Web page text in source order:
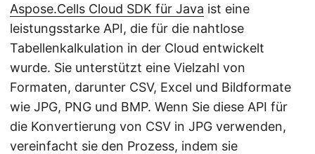
Aspose.Cells Cloud SDK für Java ist eine
leistungsstarke API, die für die nahtlose
Tabellenkalkulation in der Cloud entwickelt
wurde. Sie unterstützt eine Vielzahl von
Formaten, darunter CSV, Excel und Bildformate
wie JPG, PNG und BMP. Wenn Sie diese API für
die Konvertierung von CSV in JPG verwenden,
vereinfacht sie den Prozess, indem sie